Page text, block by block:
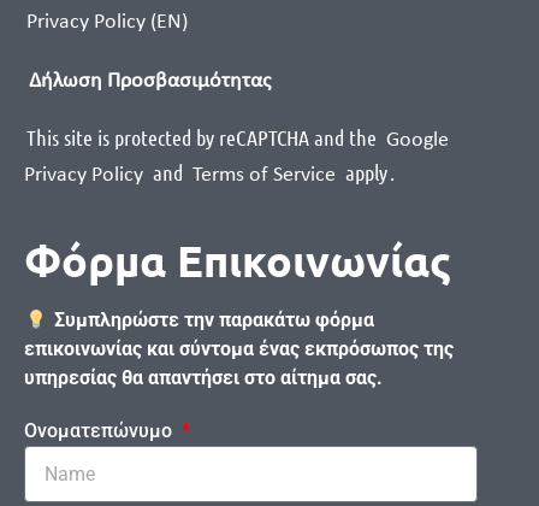
Privacy Policy (EN)
Δήλωση Προσβασιμότητας
This site is protected by reCAPTCHA and the Google
Privacy Policy and Terms of Service apply.
Φόρμα Επικοινωνίας
Συμπληρώστε την παρακάτω φόρμα
επικοινωνίας και σύντομα ένας εκπρόσωπος της
υπηρεσίας θα απαντήσει στο αίτημα σας.
Ονοματεπώνυμο